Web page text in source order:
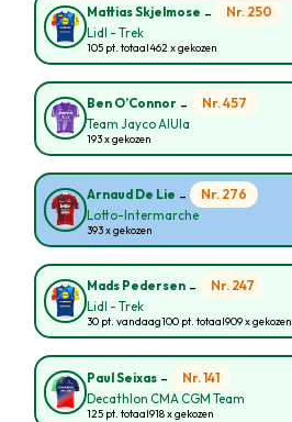
Mattias Skjelmose - Nr. 250
Lidl - Trek
105 pt. totaal462 x gekozen
Ben O’Connor - Nr. 457
Team Jayco AlUla
193 x gekozen
Arnaud De Lie - Nr. 276
Lotto-Intermarche
393 x gekozen
Mads Pedersen - Nr. 247
Lidl - Trek
30 pt. vandaag100 pt. totaal909 x gekozen
Paul Seixas - Nr. 141
Decathlon CMA CGM Team
125 pt. totaal918 x gekozen